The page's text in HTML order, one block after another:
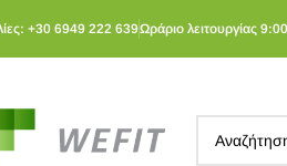
+30 6949 222 639Ωράριο λειτουργίας